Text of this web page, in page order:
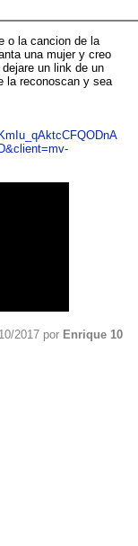
o la cancion de la
una mujer y creo
un link de un
la reconoscan y sea
2017 por Enrique 10